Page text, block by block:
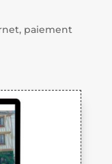
paiement